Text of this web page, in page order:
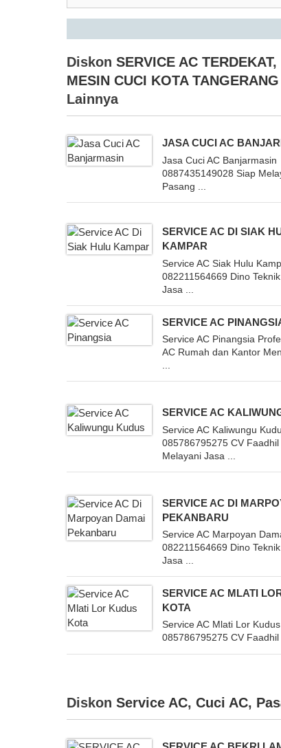
Diskon SERVICE AC TERDEKAT,
MESIN CUCI KOTA
Lainnya
JASA CUCI AC
Jasa Cuci AC Banjarmasin
0887435149028 Siap
Pasang ...
SERVICE AC DI SIAK
KAMPAR
Service AC Siak Hulu
082211564669 Dino
Jasa ...
SERVICE AC
Service AC Pinangsia
AC Rumah dan Kantor
...
SERVICE AC
Service AC Kaliwungu
085786795275 CV Faadhil
Melayani Jasa ...
SERVICE AC DI
PEKANBARU
Service AC Marpoyan
082211564669 Dino
Jasa ...
SERVICE AC MLATI
KOTA
Service AC Mlati Lor
085786795275 CV Faadhil
Diskon Service AC, Cuci AC,